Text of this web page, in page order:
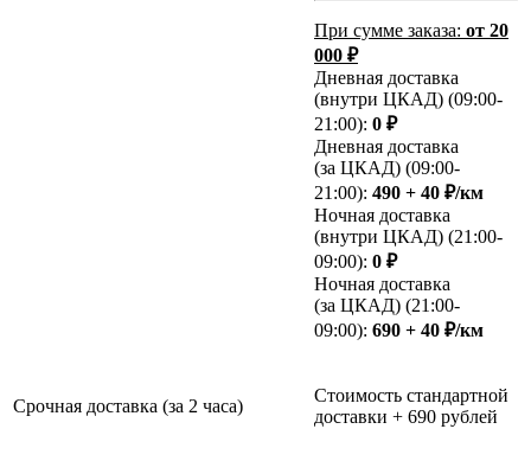
При сумме заказа: от 20
000 ₽
Дневная доставка
(внутри ЦКАД) (09:00-
21:00): 0 ₽
Дневная доставка
(за ЦКАД) (09:00-
21:00): 490 + 40 ₽/км
Ночная доставка
(внутри ЦКАД) (21:00-
09:00): 0 ₽
Ночная доставка
(за ЦКАД) (21:00-
09:00): 690 + 40 ₽/км
Срочная доставка (за 2 часа)
Стоимость стандартной
доставки + 690 рублей